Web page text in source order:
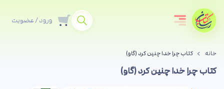
ورود / عضویت
خانه کتاب چرا خدا چنین کرد (گاو)
کتاب چرا خدا چنین کرد (گاو)